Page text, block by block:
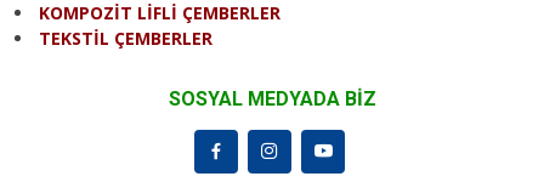
KOMPOZİT LİFLİ ÇEMBERLER
TEKSTİL ÇEMBERLER
SOSYAL MEDYADA BİZ